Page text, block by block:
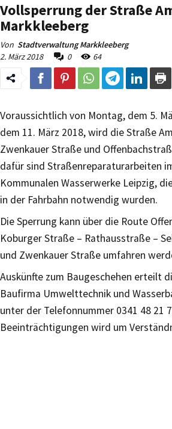
Vollsperrung der Straße
Markkleeberg
Von Stadtverwaltung Markkleeberg
2. März 2018
0 64
Voraussichtlich von Montag, dem 5.
dem 11. März 2018, wird die Straße
Zwenkauer Straße und
dafür sind Straßenreparaturarbeiten
Kommunalen Wasserwerke Leipzig,
in der Fahrbahn notwendig wurden.
Die Sperrung kann über die Route
Koburger Straße – Rathausstraße –
und Zwenkauer Straße umfahren
Auskünfte zum Baugeschehen erteilt
Baufirma Umwelttechnik und
unter der Telefonnummer 0341 48 21
Beeinträchtigungen wird um